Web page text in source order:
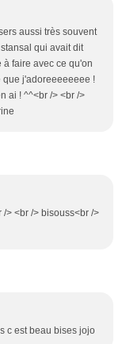
aussi très souvent
qui avait dit
à faire avec ce qu'on
que j'adoreeeeeeee !
ai ! ^^<br /> <br />
> <br /> bisouss<br />
c est beau bises jojo